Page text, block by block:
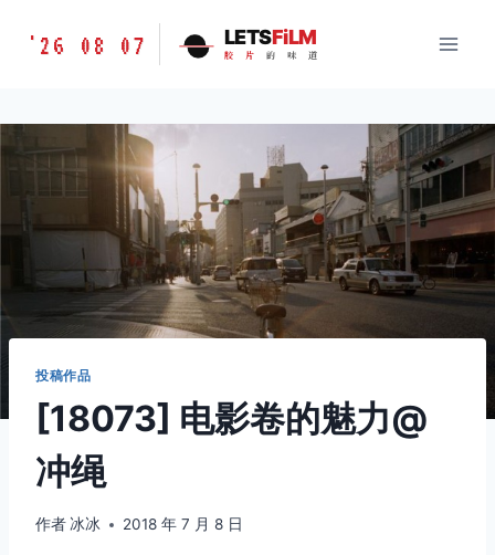
胶
味
道
LETSFILM
'26 08 07 LETSFiLM
胶 片 的 味 道
投稿作品
[18073] 电影卷的魅力@
冲绳
作者 冰冰 2018 年 7 月 8 日